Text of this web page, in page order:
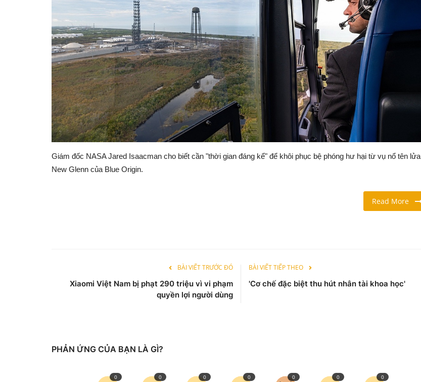
Giám đốc NASA Jared Isaacman cho biết cần "thời gian đáng kể" để khôi phục bệ phóng hư hại từ vụ nổ tên lửa
New Glenn của Blue Origin.
Read More
BÀI VIẾT TRƯỚC ĐÓ
Xiaomi Việt Nam bị phạt 290 triệu vì vi phạm
quyền lợi người dùng
BÀI VIẾT TIẾP THEO
'Cơ chế đặc biệt thu hút nhân tài khoa học'
PHẢN ỨNG CỦA BẠN LÀ GÌ?
0 0 0 0 0 0 0